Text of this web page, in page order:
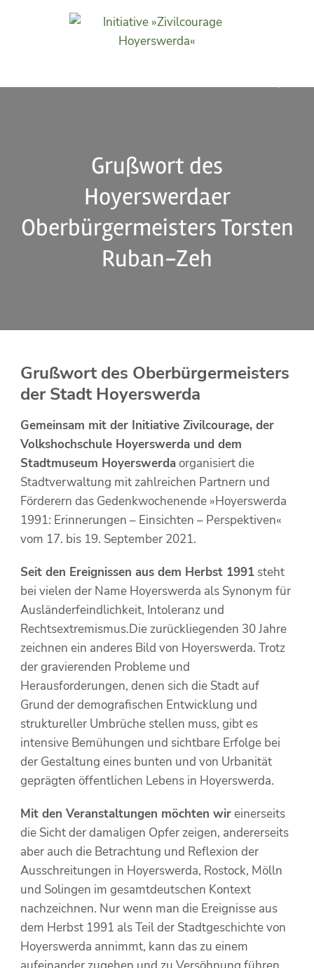
Initiative »Zivilcourage
Hoyerswerda«
Grußwort des
Hoyerswerdaer
Oberbürgermeisters Torsten
Ruban-Zeh
Grußwort des Oberbürgermeisters
der Stadt Hoyerswerda
Gemeinsam mit der Initiative Zivilcourage, der
Volkshochschule Hoyerswerda und dem
Stadtmuseum Hoyerswerdaorganisiert die
Stadtverwaltung mit zahlreichen Partnern und
Förderern das Gedenkwochenende »Hoyerswerda
1991: Erinnerungen – Einsichten – Perspektiven«
vom 17. bis 19. September 2021.
Seit den Ereignissen aus dem Herbst 1991 steht
bei vielen der Name Hoyerswerda als Synonym für
Ausländerfeindlichkeit, Intoleranz und
Rechtsextremismus.Die zurückliegenden 30 Jahre
zeichnen ein anderes Bild von Hoyerswerda. Trotz
der gravierenden Probleme und
Herausforderungen, denen sich die Stadt auf
Grund der demografischen Entwicklung und
struktureller Umbrüche stellen muss, gibt es
intensive Bemühungen und sichtbare Erfolge bei
der Gestaltung eines bunten und von Urbanität
geprägten öffentlichen Lebens in Hoyerswerda.
Mit den Veranstaltungen möchten wireinerseits
die Sicht der damaligen Opfer zeigen, andererseits
aber auch die Betrachtung und Reflexion der
Ausschreitungen in Hoyerswerda, Rostock, Mölln
und Solingen im gesamtdeutschen Kontext
nachzeichnen. Nur wenn man die Ereignisse aus
dem Herbst 1991 als Teil der Stadtgeschichte von
Hoyerswerda annimmt, kann das zu einem